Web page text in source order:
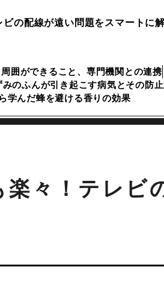
の配線が遠い問題をスマートに
囲ができること、専門機関との連携
のふんが引き起こす病気とその防
学んだ蜂を避ける香りの効果
楽々！テレビ